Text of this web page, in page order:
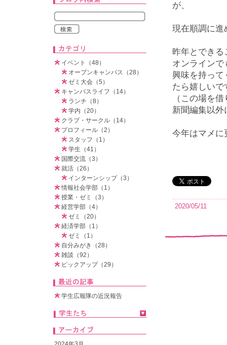
が、
現在順調に進
昨年とでき
オンライン
興味を持って
たら嬉しいで
（この場を
新聞編集以
今年はマメに
2020/05/11
イベント（48）
オープンキャンパス（28）
ゼミ大会（5）
キャンパスライフ（14）
ランチ（8）
学内（20）
クラブ・サークル（14）
プロフィール（2）
スタッフ（1）
学生（41）
国際交流（3）
就活（26）
インターンシップ（3）
情報社会学部（1）
授業・ゼミ（3）
経営学部（4）
ゼミ（20）
経済学部（1）
ゼミ（1）
自分みがき（28）
雑談（92）
ピックアップ（29）
学生広報隊の近況報告